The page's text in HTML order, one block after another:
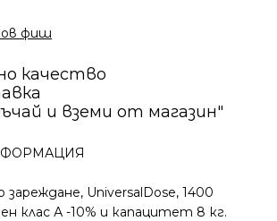
фиш
качество
и вземи от магазин"
зареждане, UniversalDose, 1400
клас А -10% и капацитет 8 кг.